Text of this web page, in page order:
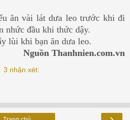
ăn vài lát dưa leo trước khi đi
nhức đầu khi thức dậy.
lùi khi bạn ăn dưa leo.
Nguồn Thanhnien.com.vn
3 nhận xét: